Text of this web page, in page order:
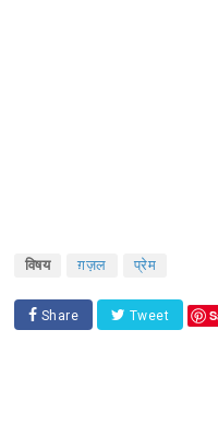
विषय ग़ज़ल प्रेम
Share Tweet